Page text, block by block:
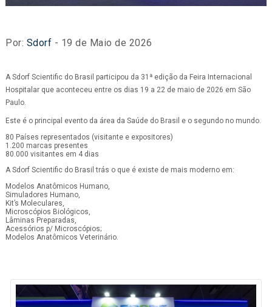
Por: Sdorf - 19 de Maio de 2026
A Sdorf Scientific do Brasil participou da 31ª edição da Feira Internacional
Hospitalar que aconteceu entre os dias 19 a 22 de maio de 2026 em São
Paulo.
Este é o principal evento da área da Saúde do Brasil e o segundo no mundo.
80 Países representados (visitante e expositores)
1.200 marcas presentes
80.000 visitantes em 4 dias
A Sdorf Scientific do Brasil trás o que é existe de mais moderno em:
Modelos Anatômicos Humano,
Simuladores Humano,
Kit’s Moleculares,
Microscópios Biológicos,
Lâminas Preparadas,
Acessórios p/ Microscópios;
Modelos Anatômicos Veterinário.